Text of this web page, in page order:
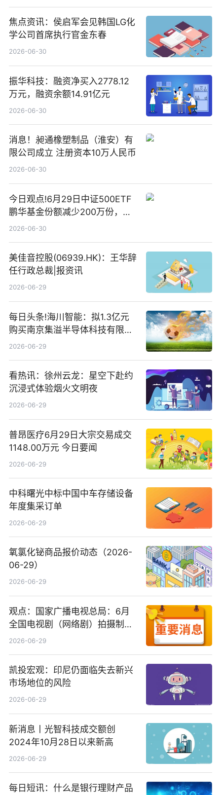
焦点资讯：侯启军会见韩国LG化
学公司首席执行官金东春
2026-06-30
振华科技：融资净买入2778.12
万元，融资余额14.91亿元
2026-06-30
消息！昶通橡塑制品（淮安）有
限公司成立 注册资本10万人民币
2026-06-30
今日观点!6月29日中证500ETF
鹏华基金份额减少200万份，重
仓股亨通光电、赤峰黄金、佰维
2026-06-30
美佳音控股(06939.HK)：王华辞
任行政总裁|报资讯
2026-06-29
每日头条!海川智能：拟1.3亿元
购买南京集溢半导体科技有限公
司15.3%股权
2026-06-29
看热讯：徐州云龙：星空下赴约
沉浸式体验烟火文明夜
2026-06-29
普昂医疗6月29日大宗交易成交
1148.00万元 今日要闻
2026-06-29
中科曙光中标中国中车存储设备
年度集采订单
2026-06-29
氧氯化铋商品报价动态（2026-
06-29）
2026-06-29
观点：国家广播电视总局：6月
全国电视剧（网络剧）拍摄制作
备案公示剧目197部
2026-06-29
凯投宏观：印尼仍面临失去新兴
市场地位的风险
2026-06-29
新消息丨光智科技成交额创
2024年10月28日以来新高
2026-06-29
每日短讯：什么是银行理财产品